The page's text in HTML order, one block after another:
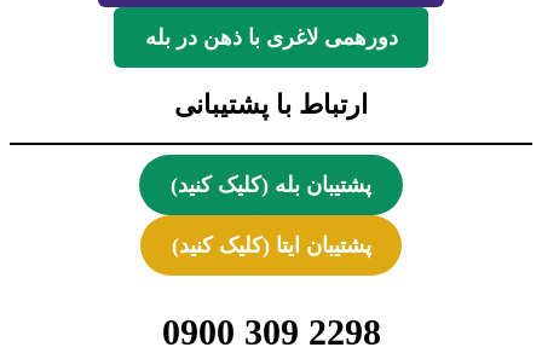
دورهمی لاغری با ذهن در بله
ارتباط با پشتیبانی
پشتیبان بله (کلیک کنید)
پشتیبان ایتا (کلیک کنید)
2298 309 0900